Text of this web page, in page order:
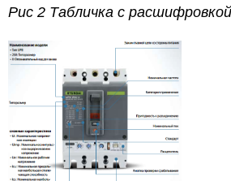
Рис 2 Табличка с